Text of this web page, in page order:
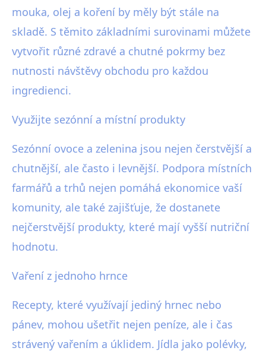
mouka, olej a koření by měly být stále na
skladě. S těmito základními surovinami můžete
vytvořit různé zdravé a chutné pokrmy bez
nutnosti návštěvy obchodu pro každou
ingredienci.
Využijte sezónní a místní produkty
Sezónní ovoce a zelenina jsou nejen čerstvější a
chutnější, ale často i levnější. Podpora místních
farmářů a trhů nejen pomáhá ekonomice vaší
komunity, ale také zajišťuje, že dostanete
nejčerstvější produkty, které mají vyšší nutriční
hodnotu.
Vaření z jednoho hrnce
Recepty, které využívají jediný hrnec nebo
pánev, mohou ušetřit nejen peníze, ale i čas
strávený vařením a úklidem. Jídla jako polévky,